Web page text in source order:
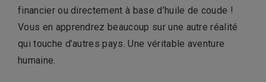
financier ou directement à base d’huile de coude !
Vous en apprendrez beaucoup sur une autre réalité
qui touche d’autres pays. Une véritable aventure
humaine.